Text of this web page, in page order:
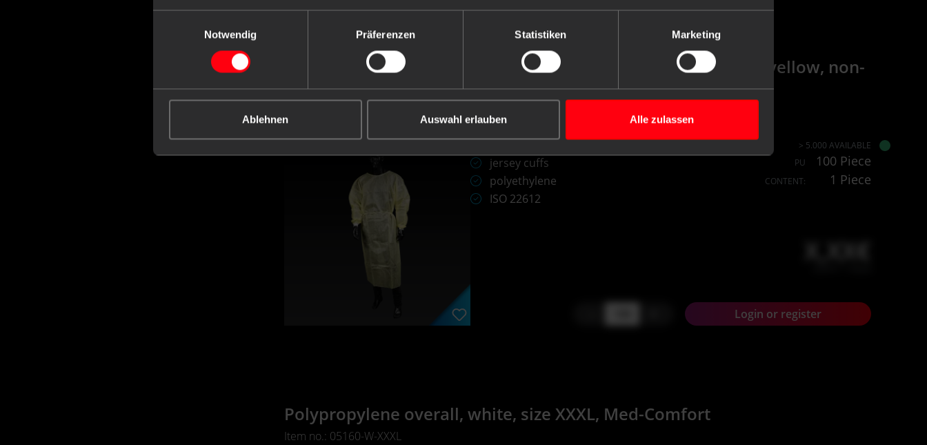
Notwendig
Präferenzen Statistiken Marketing
Ablehnen Auswahl erlauben Alle zulassen
PP Disposable visitor gown, size XL, XXXL, extra large, colour yellow, non-
woven, Med-Comfort
L/XL
jersey cuffs
polyethylene
ISO 22612
> 5.000 AVAILABLE
PU
100 Piece
CONTENT: 1 Piece
X,XX€
Login or register
Polypropylene overall, white, size XXXL, Med-Comfort
Item no.: 05160-W-XXXL